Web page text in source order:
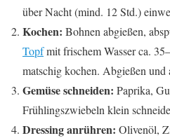
über Nacht (mind. 12 Std.)
Kochen: Bohnen abgießen,
Topfmit frischem Wasser ca.
matschig kochen. Abgießen und
Gemüse schneiden: Paprika,
Frühlingszwiebeln klein
Dressing anrühren: Olivenöl,